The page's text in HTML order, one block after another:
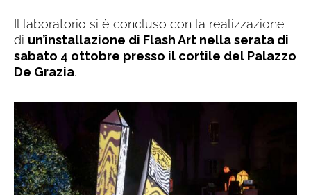
Il laboratorio si è concluso con la realizzazione
di un’installazione di Flash Art nella serata di
sabato 4 ottobre presso il cortile del Palazzo
De Grazia.